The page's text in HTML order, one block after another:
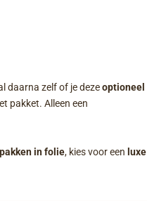
daarna zelf of je dezeoptioneel
pakket. Alleen een
in folie, kies voor een luxe